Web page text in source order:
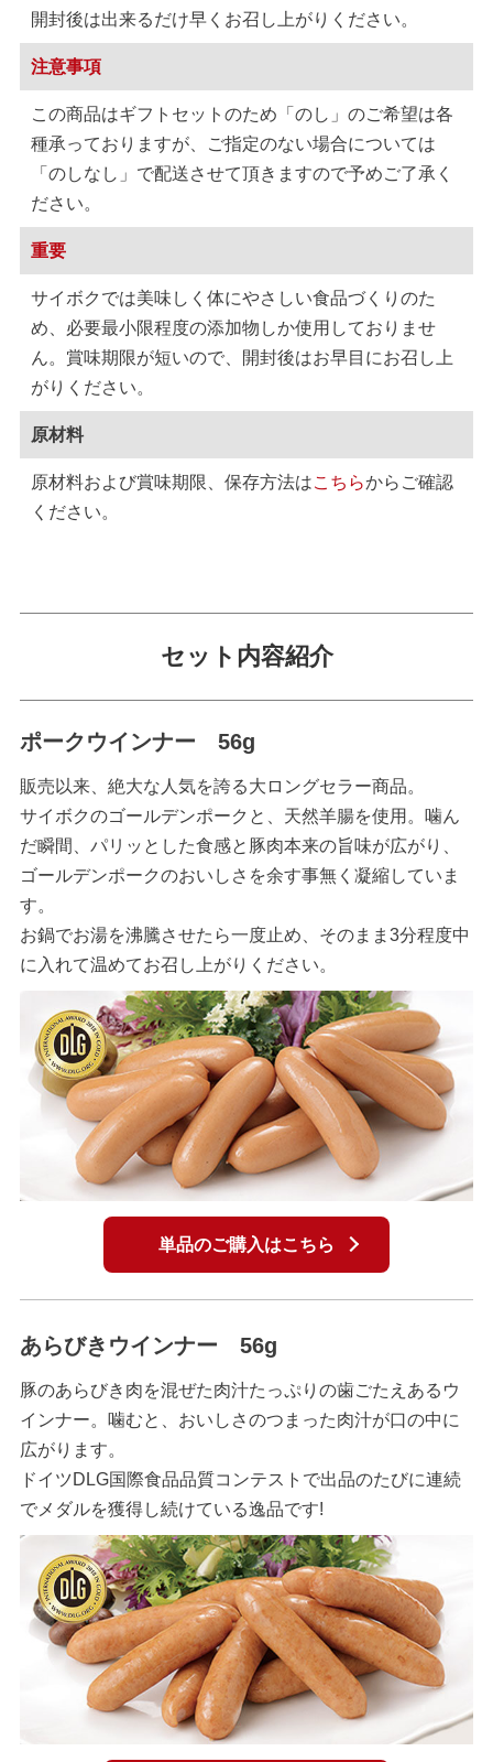
開封後は出来るだけ早くお召し上がりください。
注意事項
この商品はギフトセットのため「のし」のご希望は各
種承っておりますが、ご指定のない場合については
「のしなし」で配送させて頂きますので予めご了承く
ださい。
重要
サイボクでは美味しく体にやさしい食品づくりのた
め、必要最小限程度の添加物しか使用しておりませ
ん。賞味期限が短いので、開封後はお早目にお召し上
がりください。
原材料
原材料および賞味期限、保存方法はこちらからご確認
ください。
セット内容紹介
ポークウインナー 56g
販売以来、絶大な人気を誇る大ロングセラー商品。
サイボクのゴールデンポークと、天然羊腸を使用。噛ん
だ瞬間、パリッとした食感と豚肉本来の旨味が広がり、
ゴールデンポークのおいしさを余す事無く凝縮していま
す。
お鍋でお湯を沸騰させたら一度止め、そのまま3分程度中
に入れて温めてお召し上がりください。
単品のご購入はこちら
あらびきウインナー 56g
豚のあらびき肉を混ぜた肉汁たっぷりの歯ごたえあるウ
インナー。噛むと、おいしさのつまった肉汁が口の中に
広がります。
ドイツDLG国際食品品質コンテストで出品のたびに連続
でメダルを獲得し続けている逸品です!